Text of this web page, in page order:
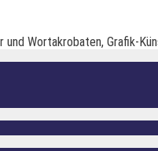
Wortakrobaten, Grafik-